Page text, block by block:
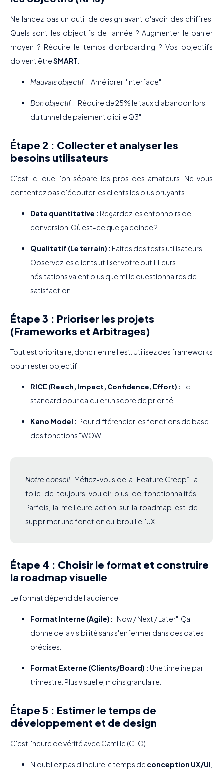
Ne lancez pas un outil de design avant d'avoir des chiffres.
Quels sont les objectifs de l'année ? Augmenter le panier
moyen ? Réduire le temps d'onboarding ? Vos objectifs
doivent êtreSMART
Mauvais objectif : "Améliorer l'interface".
Bon objectif : "Réduire de 25% le taux d'abandon lors
du tunnel de paiement d'ici le Q3".
Étape 2 : Collecter et analyser les
besoins utilisateurs
C'est ici que l'on sépare les pros des amateurs. Ne vous
contentez pas d'écouter les clients les plus bruyants.
Data quantitative : Regardez les entonnoirs de
conversion. Où est-ce que ça coince ?
Qualitatif (Le terrain) : Faites des tests utilisateurs.
Observez les clients utiliser votre outil. Leurs
hésitations valent plus que mille questionnaires de
satisfaction.
Étape 3 : Prioriser les projets
(Frameworks et Arbitrages)
Tout est prioritaire, donc rien ne l'est. Utilisez des frameworks
pour rester objectif :
RICE (Reach, Impact, Confidence, Effort) : Le
standard pour calculer un score de priorité.
Kano Model : Pour différencier les fonctions de base
des fonctions "WOW".
Notre conseil: Méfiez-vous de la "Feature Creep”, la
folie de toujours vouloir plus de fonctionnalités.
Parfois, la meilleure action sur la roadmap est de
supprimer une fonction qui brouille l'UX.
Étape 4 : Choisir le format et construire
la roadmap visuelle
Le format dépend de l'audience :
Format Interne (Agile) : "Now / Next / Later". Ça
donne de la visibilité sans s'enfermer dans des dates
précises.
Format Externe (Clients/Board) : Une timeline par
trimestre. Plus visuelle, moins granulaire.
Étape 5 : Estimer le temps de
développement et de design
C'est l'heure de vérité avec Camille (CTO).
N'oubliez pas d'inclure le temps de conception UX/UI